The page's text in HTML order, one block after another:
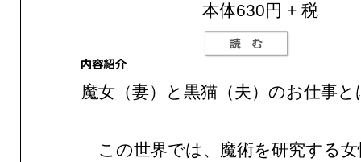
本体630円 + 税
魔女（妻）と黒猫（夫）のお仕事と
この世界では、魔術を研究する